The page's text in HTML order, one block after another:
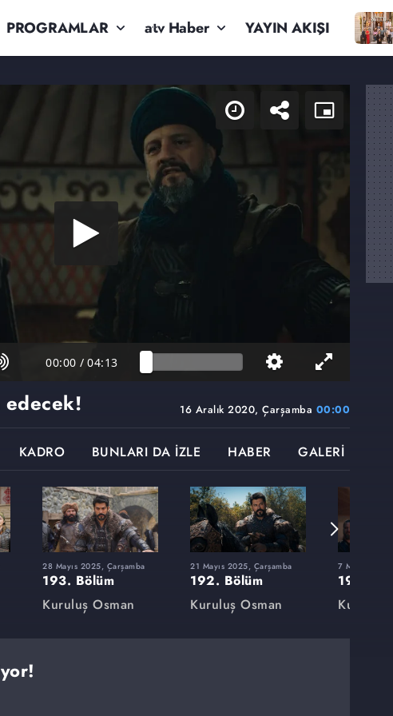
PROGRAMLAR atv Haber YAYIN AKIŞI
00:00 / 04:13
16 Aralık 2020, Çarşamba 00:00
edecek!
KADRO BUNLARI DA İZLE HABER GALERİ
28 Mayıs 2025, Çarşamba
193. Bölüm
Kuruluş Osman
21 Mayıs 2025, Çarşamba
192. Bölüm
Kuruluş Osman
7 Mayıs 2025,
191.
Kuruluş